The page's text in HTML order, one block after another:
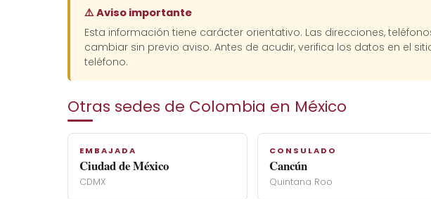
⚠️ Aviso importante
Esta información tiene carácter orientativo. Las direcciones,
cambiar sin previo aviso. Antes de acudir, verifica los datos en el
teléfono.
Otras sedes de Colombia en México
EMBAJADA
Ciudad de México
CDMX
CONSULADO
Cancún
Quintana Roo